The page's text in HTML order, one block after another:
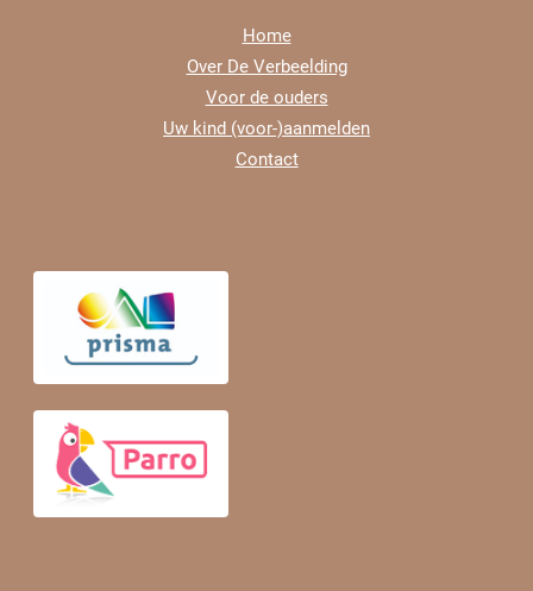
Home
Over De Verbeelding
Voor de ouders
Uw kind (voor-)aanmelden
Contact